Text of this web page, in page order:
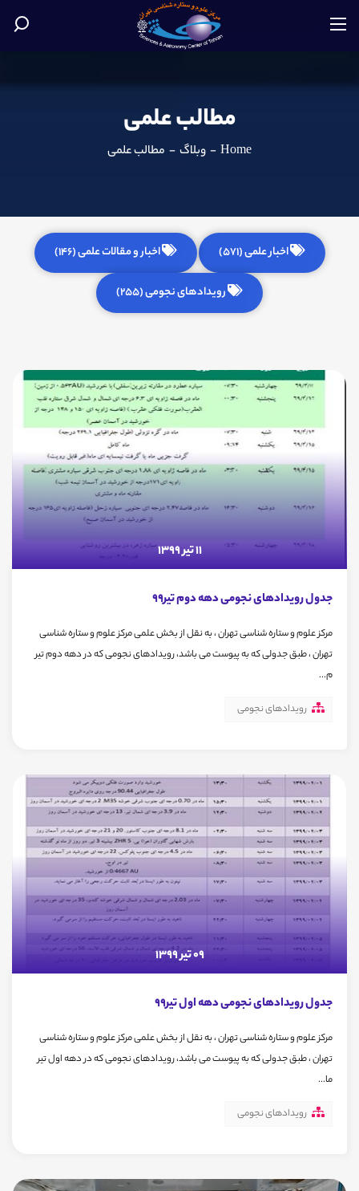
مطالب علمی
Home
- وبلاگ - مطالب علمی
اخبار علمی (571) اخبار و مقالات علمی (146)
رویدادهای نجومی (255)
11 تیر 1399
جدول رویدادهای نجومی دهه دوم تیر99
مرکز علوم و ستاره شناسی تهران ، به نقل از بخش علمی مرکز علوم و ستاره شناسی
تهران ، طبق جدولی که به پیوست می باشد، رویدادهای نجومی که در دهه دوم تیر
م...
رویدادهای نجومی
09 تیر 1399
جدول رویدادهای نجومی دهه اول تیر99
مرکز علوم و ستاره شناسی تهران ، به نقل از بخش علمی مرکز علوم و ستاره شناسی
تهران ، طبق جدولی که به پیوست می باشد، رویدادهای نجومی که در دهه اول تیر
ما...
رویدادهای نجومی